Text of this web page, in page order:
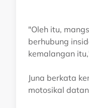
"Oleh itu,
berhubung
kemalangan
Juna berkata
motosikal